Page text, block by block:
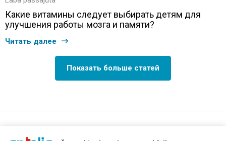
Какие витамины следует выбирать детям для
улучшения работы мозга и памяти?
Читать далее
Показать больше статей